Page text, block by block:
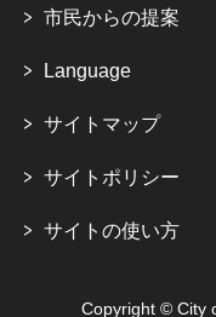
市民からの提案
Language
サイトマップ
サイトポリシー
サイトの使い方
Copyright © City